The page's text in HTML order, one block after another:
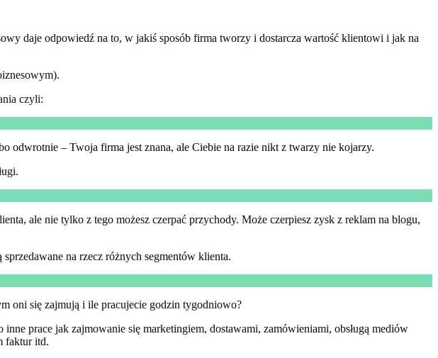
daje odpowiedź na to, w jakiś sposób firma tworzy i dostarcza wartość klientowi i jak na
czyli:
odwrotnie – Twoja firma jest znana, ale Ciebie na razie nikt z twarzy nie kojarzy.
ale nie tylko z tego możesz czerpać przychody. Może czerpiesz zysk z reklam na blogu,
na rzecz różnych segmentów klienta.
oni się zajmują i ile pracujecie godzin tygodniowo?
prace jak zajmowanie się marketingiem, dostawami, zamówieniami, obsługą mediów
faktur itd.